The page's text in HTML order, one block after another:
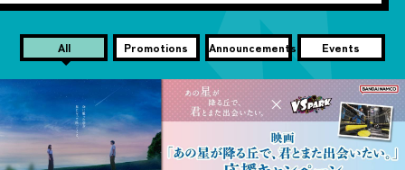
All Promotions Announcements Events